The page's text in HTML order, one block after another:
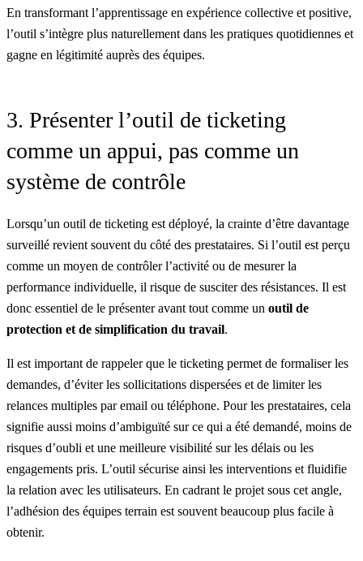
En transformant l’apprentissage en expérience collective et positive,
l’outil s’intègre plus naturellement dans les pratiques quotidiennes et
gagne en légitimité auprès des équipes.
3. Présenter l’outil de ticketing
comme un appui, pas comme un
système de contrôle
Lorsqu’un outil de ticketing est déployé, la crainte d’être davantage
surveillé revient souvent du côté des prestataires. Si l’outil est perçu
comme un moyen de contrôler l’activité ou de mesurer la
performance individuelle, il risque de susciter des résistances. Il est
donc essentiel de le présenter avant tout comme un outil de
protection et de simplification du travail.
Il est important de rappeler que le ticketing permet de formaliser les
demandes, d’éviter les sollicitations dispersées et de limiter les
relances multiples par email ou téléphone. Pour les prestataires, cela
signifie aussi moins d’ambiguïté sur ce qui a été demandé, moins de
risques d’oubli et une meilleure visibilité sur les délais ou les
engagements pris. L’outil sécurise ainsi les interventions et fluidifie
la relation avec les utilisateurs. En cadrant le projet sous cet angle,
l’adhésion des équipes terrain est souvent beaucoup plus facile à
obtenir.